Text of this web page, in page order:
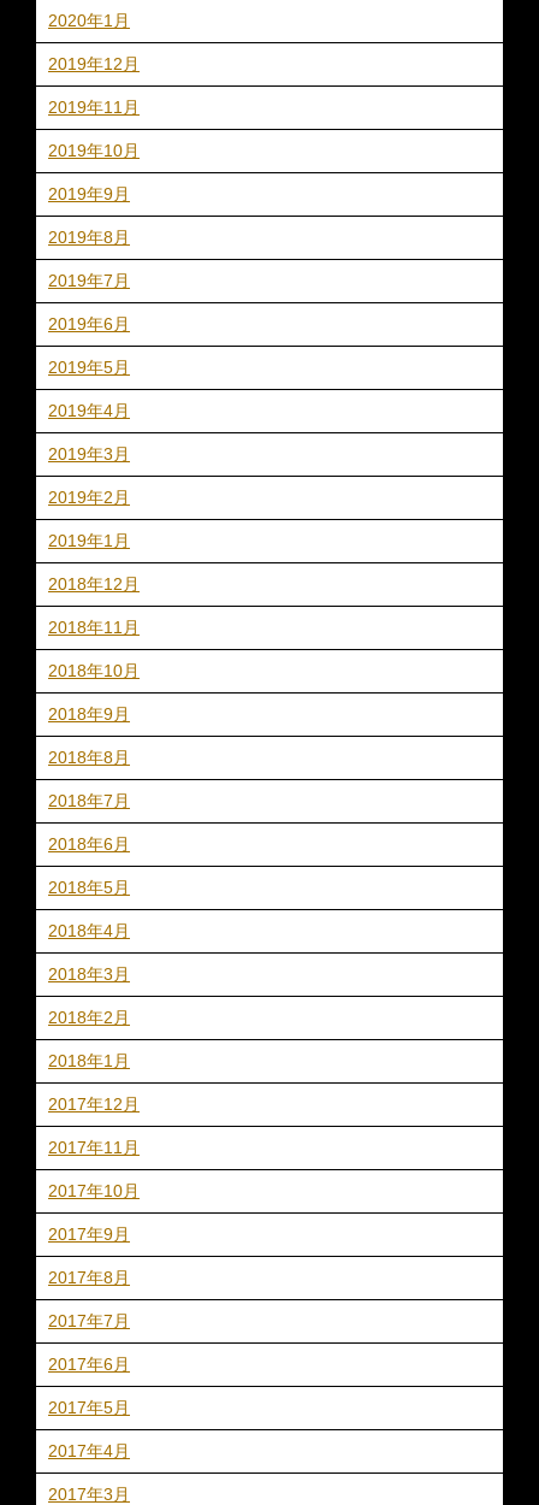
2020年1月
2019年12月
2019年11月
2019年10月
2019年9月
2019年8月
2019年7月
2019年6月
2019年5月
2019年4月
2019年3月
2019年2月
2019年1月
2018年12月
2018年11月
2018年10月
2018年9月
2018年8月
2018年7月
2018年6月
2018年5月
2018年4月
2018年3月
2018年2月
2018年1月
2017年12月
2017年11月
2017年10月
2017年9月
2017年8月
2017年7月
2017年6月
2017年5月
2017年4月
2017年3月